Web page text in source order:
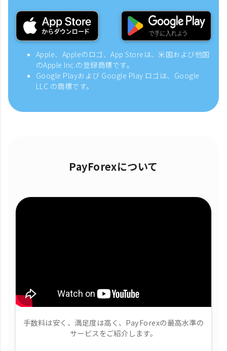
Apple、Appleのロゴ、App Storeは、米国および他国
のApple Inc.の登録商標です。
Google Playおよび Google Play ロゴは、Google
LLC の商標です。
PayForexについて
手数料は安く、満足度は高く、PayForexの最高水準の
サービスをご紹介します。